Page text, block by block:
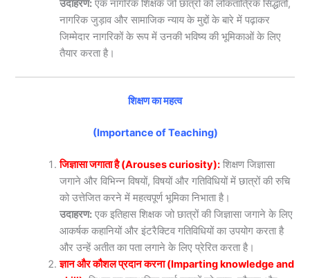
उदाहरण: एक नागरिक शिक्षक जो छात्रों को लोकतांत्रिक सिद्धांतों,
नागरिक जुड़ाव और सामाजिक न्याय के मुद्दों के बारे में पढ़ाकर
जिम्मेदार नागरिकों के रूप में उनकी भविष्य की भूमिकाओं के लिए
तैयार करता है।
शिक्षण का महत्व
(Importance of Teaching)
जिज्ञासा जगाता है (Arouses curiosity): शिक्षण जिज्ञासा
जगाने और विभिन्न विषयों, विषयों और गतिविधियों में छात्रों की रुचि
को उत्तेजित करने में महत्वपूर्ण भूमिका निभाता है।
उदाहरण: एक इतिहास शिक्षक जो छात्रों की जिज्ञासा जगाने के लिए
आकर्षक कहानियों और इंटरैक्टिव गतिविधियों का उपयोग करता है
और उन्हें अतीत का पता लगाने के लिए प्रेरित करता है।
ज्ञान और कौशल प्रदान करना (Imparting knowledge and